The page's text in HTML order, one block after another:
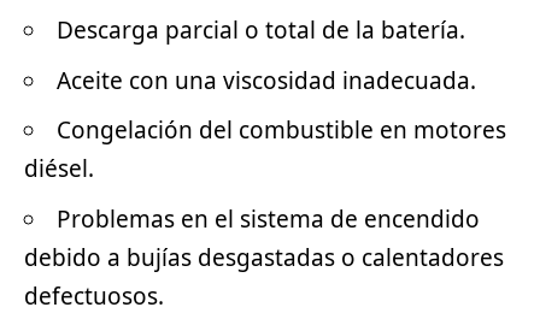
Descarga parcial o total de la batería.
Aceite con una viscosidad inadecuada.
Congelación del combustible en motores
diésel.
Problemas en el sistema de encendido
debido a bujías desgastadas o calentadores
defectuosos.